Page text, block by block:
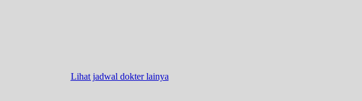
Lihat jadwal dokter lainya